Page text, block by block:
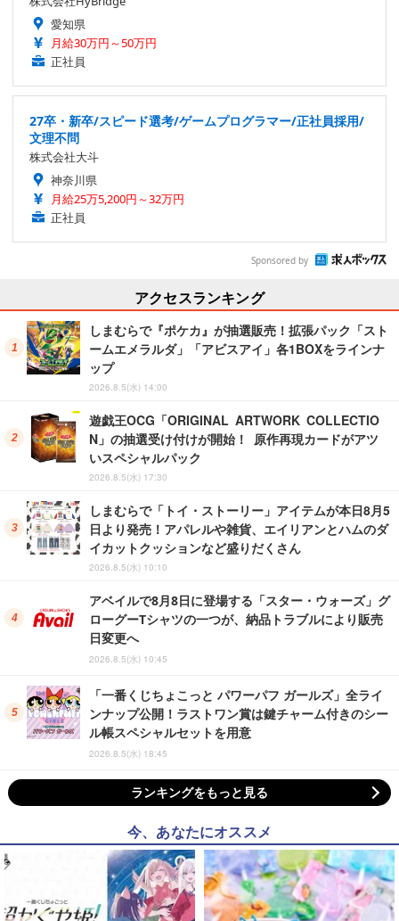
愛知県
月給30万円～50万円
正社員
27卒・新卒/スピード選考/ゲームプログラマー/正社員採用/
文理不問
株式会社大斗
神奈川県
月給25万5,200円～32万円
正社員
Sponsored by
アクセスランキング
しまむらで『ポケカ』が抽選販売！拡張パック「スト
ームエメラルダ」「アビスアイ」各1BOXをラインナ
ップ
2026.8.5(水) 14:00
遊戯王OCG「ORIGINAL ARTWORK COLLECTIO
N」の抽選受け付けが開始！ 原作再現カードがアツ
いスペシャルパック
2026.8.5(水) 17:30
しまむらで「トイ・ストーリー」アイテムが本日8月5
日より発売！アパレルや雑貨、エイリアンとハムのダ
イカットクッションなど盛りだくさん
2026.8.5(水) 10:10
アベイルで8月8日に登場する「スター・ウォーズ」グ
ローグーTシャツの一つが、納品トラブルにより販売
日変更へ
2026.8.5(水) 10:45
「一番くじちょこっと パワーパフ ガールズ」全ライ
ンナップ公開！ラストワン賞は鍵チャーム付きのシー
ル帳スペシャルセットを用意
2026.8.5(水) 18:45
ランキングをもっと見る
今、あなたにオススメ